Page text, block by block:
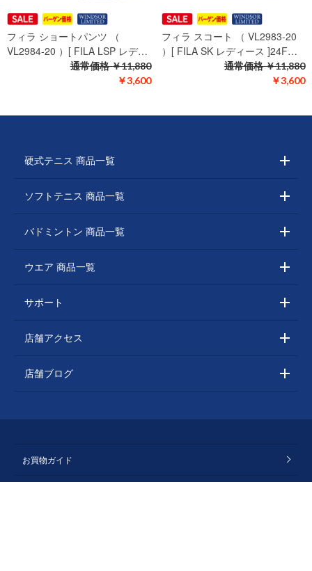
フィラ ショートパンツ （
VL2984-20 ）[ FILA LSP レデ…
￥3,600
通常価格￥11,880
フィラ スコート （ VL2983-20
）[ FILA SK レディース ]24F…
￥3,600
通常価格￥11,880
硬式テニス 商品一覧
ソフトテニス 商品一覧
バドミントン 商品一覧
ウエア 商品一覧
サポート
店舗アクセス
店舗ブログ
お買物ガイド